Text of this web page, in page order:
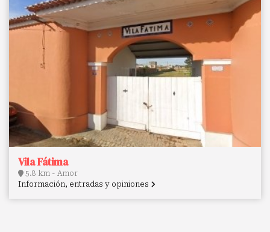
Vila Fátima
5.8 km - Amor
Información, entradas y opiniones